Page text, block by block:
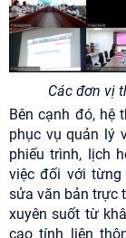
Các đơn vị
Bên cạnh đó, hệ
phục vụ quản lý
phiếu trình, lịch
việc đối với từng
sửa văn bản trực
xuyên suốt từ
cao tính liên